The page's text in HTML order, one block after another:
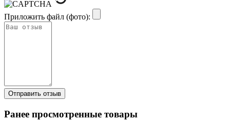
Приложить файл (фото):
Ранее просмотренные товары